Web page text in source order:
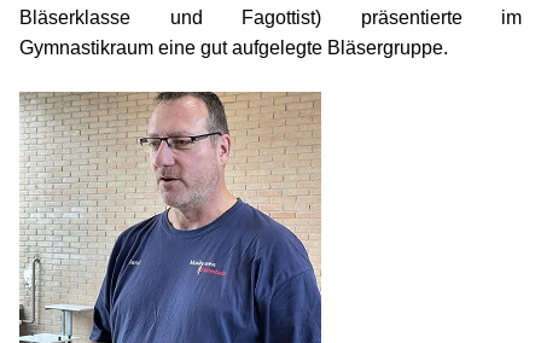
Bläserklasse und Fagottist) präsentierte im
Gymnastikraum eine gut aufgelegte Bläsergruppe.